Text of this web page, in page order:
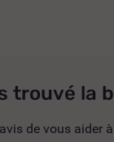
trouvé la
de vous aider